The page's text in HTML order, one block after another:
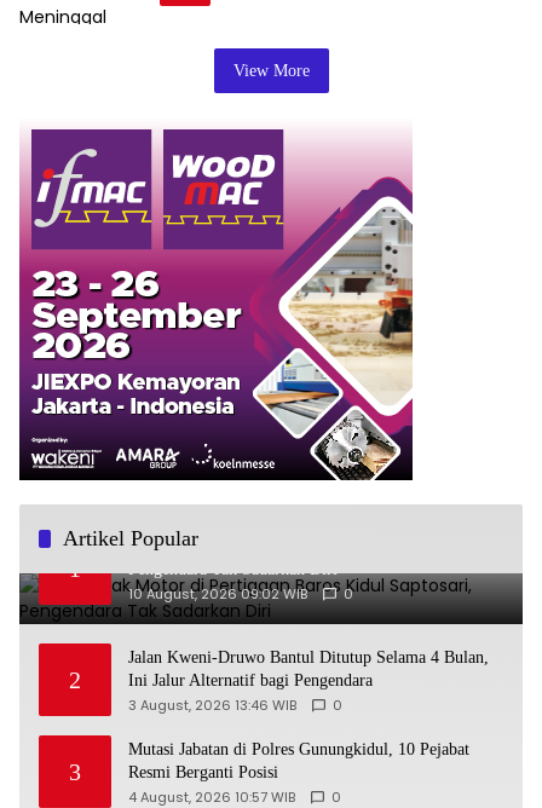
View More
Artikel Popular
1
Bus Tabrak Motor di Pertigaan Baros Kidul Saptosari,
10 August, 2026 09:02 WIB 0
2
Jalan Kweni-Druwo Bantul Ditutup Selama 4 Bulan,
Ini Jalur Alternatif bagi Pengendara
3 August, 2026 13:46 WIB 0
3
Mutasi Jabatan di Polres Gunungkidul, 10 Pejabat
Resmi Berganti Posisi
4 August, 2026 10:57 WIB 0